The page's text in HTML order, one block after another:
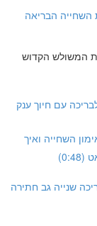
לאימון מספר 4 , שיטת השחייה הבריאה
את המשולש הקדוש
נלמד באימון השחייה ואיך
בריכה שנייה גב חתירה